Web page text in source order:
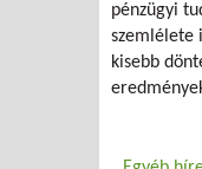
pénzügyi
szemlélete
kisebb